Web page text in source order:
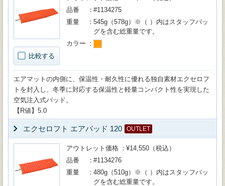
比較する
品番
#1134275
重量
545g（578g）※（ ）内はスタッフバッ
グを含む総重量です。
カラー
エアマットの内側に、保温性・耐久性に優れる独自素材エクセロフ
トを封入し、冬季に対応する保温性と軽量コンパクト性を実現した
空気注入式パッド。
【R値】5.0
エクセロフト エアパッド 120 OUTLET
アウトレット価格
¥14,550（税込）
品番
#1134276
重量
480g（510g）※（ ）内はスタッフバッ
グを含む総重量です。